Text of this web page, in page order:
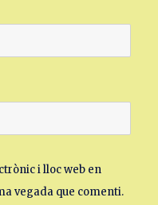
i lloc web en
vegada que comenti.